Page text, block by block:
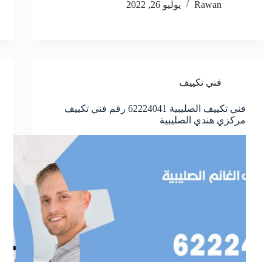
Rawan
يوليو 26, 2022
فني تكييف
فني تكييف الصليبية 62224041 رقم فني تكييف
مركزي هندي الصليبية